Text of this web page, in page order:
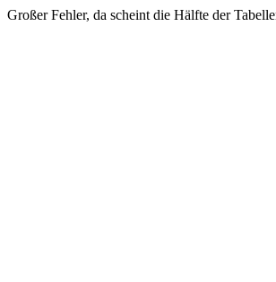
Großer Fehler, da scheint die Hälfte der